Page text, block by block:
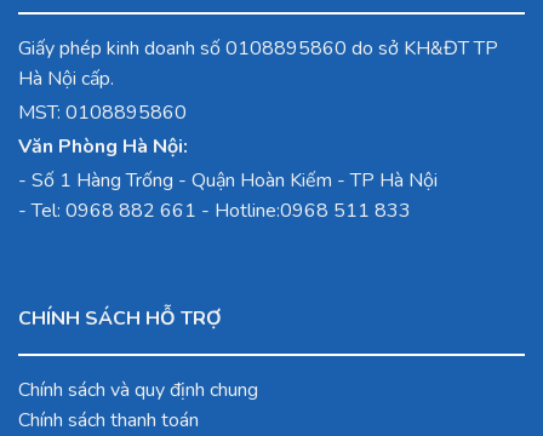
Giấy phép kinh doanh số 0108895860 do sở KH&ĐT TP
Hà Nội cấp.
MST: 0108895860
Văn Phòng Hà Nội:
- Số 1 Hàng Trống - Quận Hoàn Kiếm - TP Hà Nội
- Tel: 0968 882 661 - Hotline:0968 511 833
CHÍNH SÁCH HỖ TRỢ
Chính sách và quy định chung
Chính sách thanh toán